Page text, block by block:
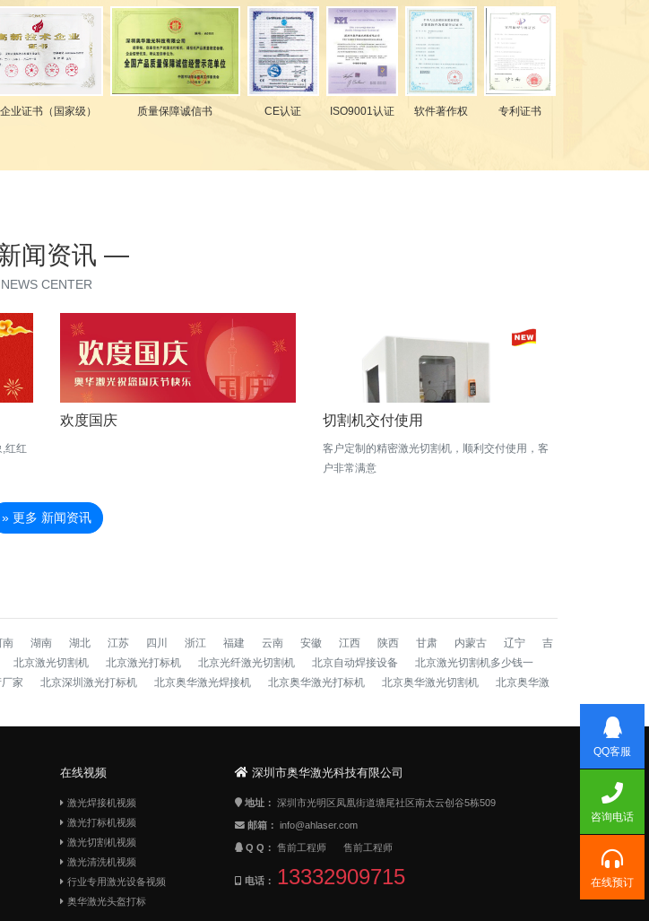
业证书（国家级） 质量保障诚信书 CE认证 ISO9001认证 软件著作权 专利证书
闻资讯 —
NEWS CENTER
红红
欢度国庆 切割机交付使用
客户定制的精密激光切割机，顺利交付使用，客
户非常满意
» 更多 新闻资讯
南 湖南 湖北 江苏 四川 浙江 福建 云南 安徽 江西 陕西 甘肃 内蒙古 辽宁
吉
北京激光切割机 北京激光打标机 北京光纤激光切割机 北京自动焊接设备
北京激光切割机多少钱一
家 北京深圳激光打标机 北京奥华激光焊接机 北京奥华激光打标机 北京奥华激光切割机
北京奥华激
在线视频
激光焊接机视频
激光打标机视频
激光切割机视频
激光清洗机视频
行业专用激光设备视频
奥华激光头盔打标
深圳市奥华激光科技有限公司
地址： 深圳市光明区凤凰街道塘尾社区南太云创谷5栋509
邮箱： info@ahlaser.com
Q Q： 售前工程师 售前工程师
电话： 13332909715
QQ客服
咨询电话
在线预订